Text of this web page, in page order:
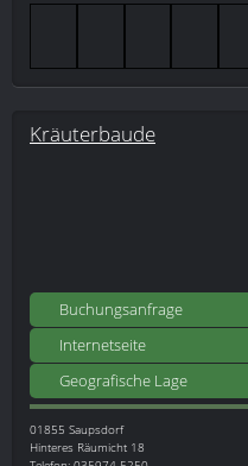
Kräuterbaude
Buchungsanfrage
Internetseite
Geografische Lage
01855 Saupsdorf
Hinteres Räumicht 18